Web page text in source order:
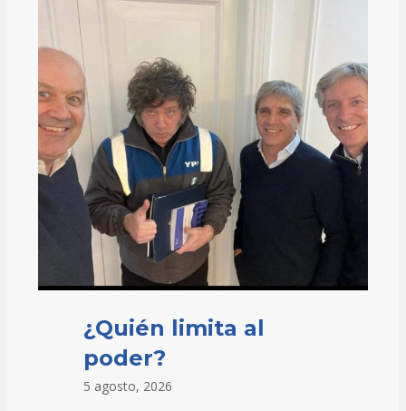
¿Quién limita al
poder?
5 agosto, 2026